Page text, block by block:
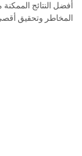
أفضل النتائج
المخاطر وتحقيق